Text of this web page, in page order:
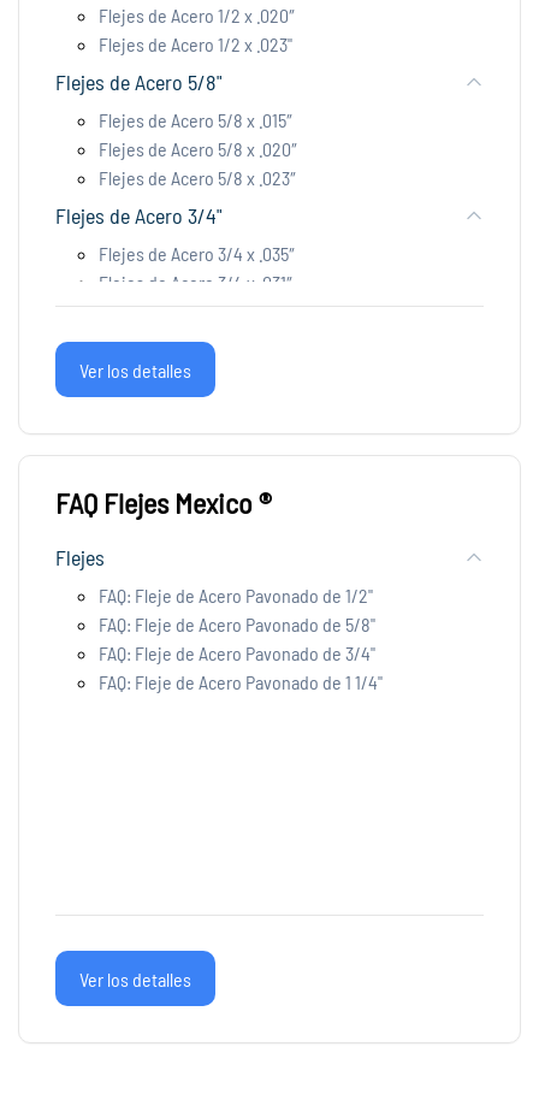
Flejes de Acero 1/2 x .020″
Flejes de Acero 1/2 x .023"
Flejes de Acero 5/8"
Flejes de Acero 5/8 x .015″
Flejes de Acero 5/8 x .020″
Flejes de Acero 5/8 x .023″
Flejes de Acero 3/4"
Flejes de Acero 3/4 x .035″
Flejes de Acero 3/4 x .031″
Flejes de Acero 3/4 x .028"
Flejes de Acero 3/4 x .023″
Flejes de Acero 3/4 x .020″
Flejes de Acero 3/4 x .015″
Flejes de Acero 1 1/4"
Flejes de Acero 1 1/4 x .031″
Flejes PET
Fleje PET Plastico Verde 1/2
Fleje PET Plastico Verde 5/8
Sellos para Flejes de Acero
Ver los detalles
FAQ Flejes Mexico ®
Flejes
FAQ: Fleje de Acero Pavonado de 1/2"
FAQ: Fleje de Acero Pavonado de 5/8"
FAQ: Fleje de Acero Pavonado de 3/4"
FAQ: Fleje de Acero Pavonado de 1 1/4"
Ver los detalles